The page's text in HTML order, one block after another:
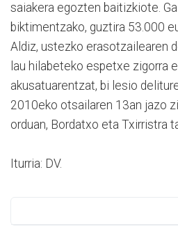
saiakera egozten baitizkiote.
biktimentzako, guztira 53.000
Aldiz, ustezko erasotzailearen
lau hilabeteko espetxe zigorra
akusatuarentzat, bi lesio
2010eko otsailaren 13an jazo
orduan, Bordatxo eta Txirristra
Iturria: DV.